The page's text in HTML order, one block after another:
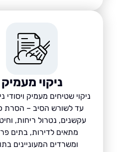
ניקוי מעמיק
שטיחים מעמיק ויסודי ניקוי יסודי
עד לשורש הסיב – הסרת כתמים
עקשנים, נטרול ריחות, וחיטוי מלא.
מתאים לדירות, בתים פרטיים
ומשרדים המעוניינים בתוצאה